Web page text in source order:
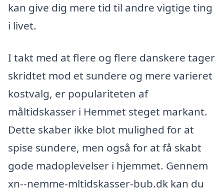
kan give dig mere tid til andre vigtige ting
i livet.
I takt med at flere og flere danskere tager
skridtet mod et sundere og mere varieret
kostvalg, er populariteten af
måltidskasser i Hemmet steget markant.
Dette skaber ikke blot mulighed for at
spise sundere, men også for at få skabt
gode madoplevelser i hjemmet. Gennem
xn--nemme-mltidskasser-bub.dk kan du